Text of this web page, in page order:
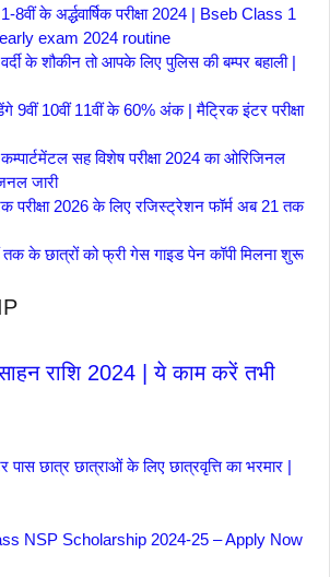
1-8वीं के अर्द्धवार्षिक परीक्षा 2024 | Bseb Class 1
exam 2024 routine
के शौकीन तो आपके लिए पुलिस की बम्पर बहाली |
9वीं 10वीं 11वीं के 60% अंक | मैट्रिक इंटर परीक्षा
कम्पार्टमेंटल सह विशेष परीक्षा 2024 का ओरिजिनल
जारी
परीक्षा 2026 के लिए रजिस्ट्रेशन फॉर्म अब 21 तक
तक के छात्रों को फ्री गेस गाइड पेन कॉपी मिलना शुरू
राशि 2024 | ये काम करें तभी
पास छात्र छात्राओं के लिए छात्रवृत्ति का भरमार |
NSP Scholarship 2024-25 – Apply Now